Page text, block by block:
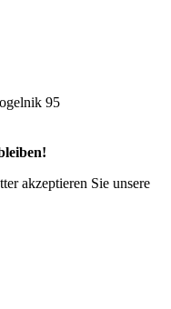
95
akzeptieren Sie unsere